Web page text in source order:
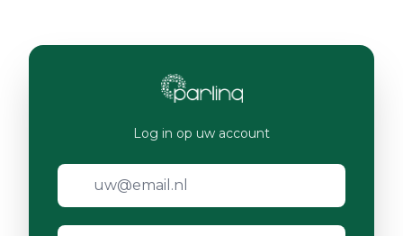
Log in op uw account